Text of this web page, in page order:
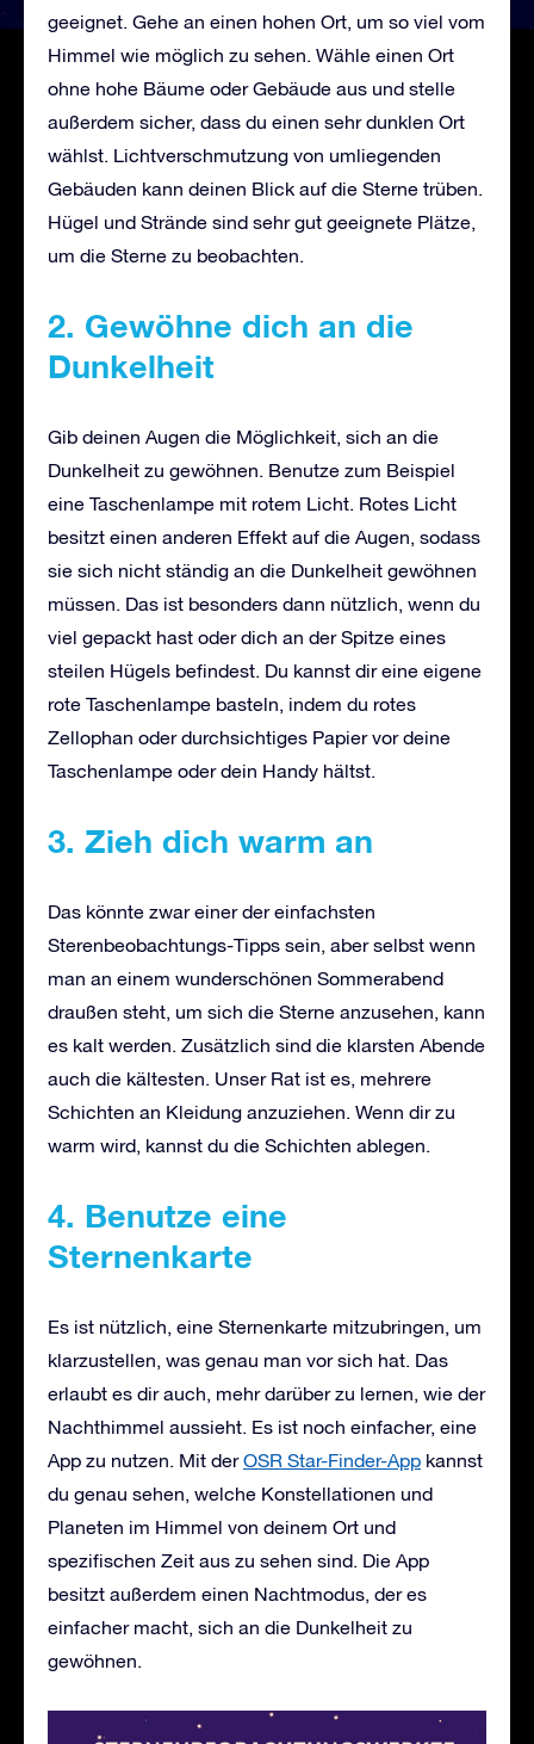
geeignet. Gehe an einen hohen Ort, um so viel vom
Himmel wie möglich zu sehen. Wähle einen Ort
ohne hohe Bäume oder Gebäude aus und stelle
außerdem sicher, dass du einen sehr dunklen Ort
wählst. Lichtverschmutzung von umliegenden
Gebäuden kann deinen Blick auf die Sterne trüben.
Hügel und Strände sind sehr gut geeignete Plätze,
um die Sterne zu beobachten.
2. Gewöhne dich an die
Dunkelheit
Gib deinen Augen die Möglichkeit, sich an die
Dunkelheit zu gewöhnen. Benutze zum Beispiel
eine Taschenlampe mit rotem Licht. Rotes Licht
besitzt einen anderen Effekt auf die Augen, sodass
sie sich nicht ständig an die Dunkelheit gewöhnen
müssen. Das ist besonders dann nützlich, wenn du
viel gepackt hast oder dich an der Spitze eines
steilen Hügels befindest. Du kannst dir eine eigene
rote Taschenlampe basteln, indem du rotes
Zellophan oder durchsichtiges Papier vor deine
Taschenlampe oder dein Handy hältst.
3. Zieh dich warm an
Das könnte zwar einer der einfachsten
Sterenbeobachtungs-Tipps sein, aber selbst wenn
man an einem wunderschönen Sommerabend
draußen steht, um sich die Sterne anzusehen, kann
es kalt werden. Zusätzlich sind die klarsten Abende
auch die kältesten. Unser Rat ist es, mehrere
Schichten an Kleidung anzuziehen. Wenn dir zu
warm wird, kannst du die Schichten ablegen.
4. Benutze eine
Sternenkarte
Es ist nützlich, eine Sternenkarte mitzubringen, um
klarzustellen, was genau man vor sich hat. Das
erlaubt es dir auch, mehr darüber zu lernen, wie der
Nachthimmel aussieht. Es ist noch einfacher, eine
App zu nutzen. Mit derOSR Star-Finder-App kannst
du genau sehen, welche Konstellationen und
Planeten im Himmel von deinem Ort und
spezifischen Zeit aus zu sehen sind. Die App
besitzt außerdem einen Nachtmodus, der es
einfacher macht, sich an die Dunkelheit zu
gewöhnen.